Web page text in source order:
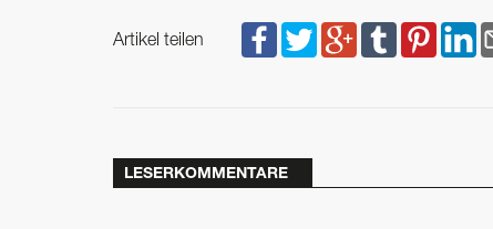
Artikel teilen
LESERKOMMENTARE